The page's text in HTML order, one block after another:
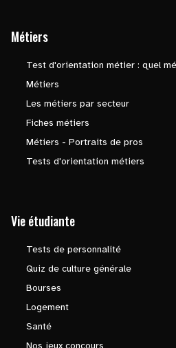
Métiers
Test d'orientation métier : quel
Métiers
Les métiers par secteur
Fiches métiers
Métiers - Portraits de pros
Tests d'orientation métiers
Vie étudiante
Tests de personnalité
Quiz de culture générale
Bourses
Logement
Santé
Nos jeux concours